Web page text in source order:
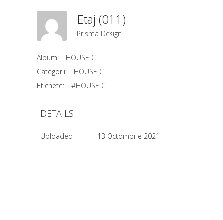
Etaj (011)
Prisma Design
Album:
HOUSE C
Categorii:
HOUSE C
Etichete:
#HOUSE C
DETAILS
Uploaded 13 Octombrie 2021